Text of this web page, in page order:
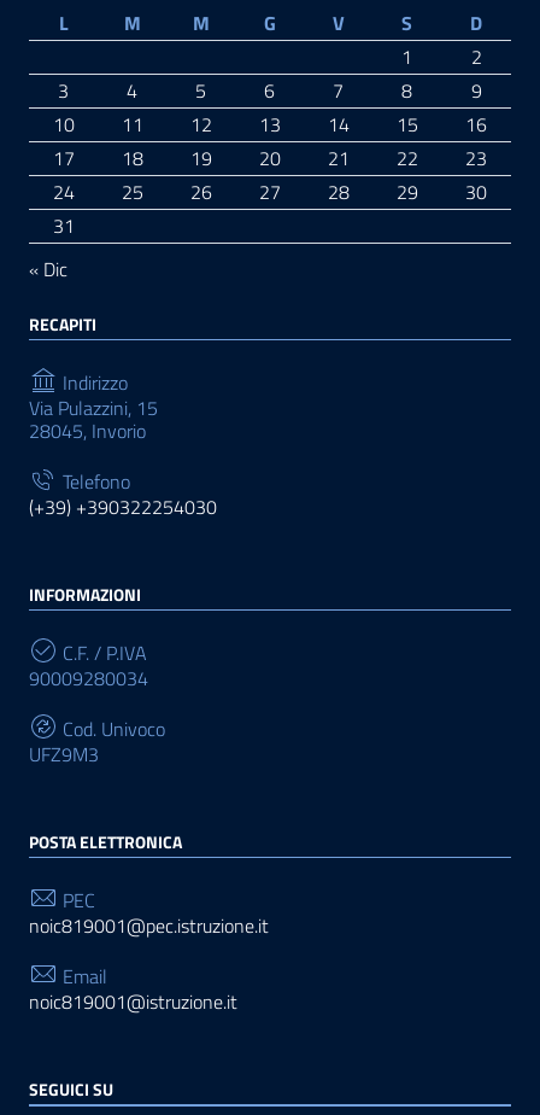
L M M G V S
D
1
2
3
4 5 6 7 8
9
10
11 12 13 14 15
16
17
18 19 20 21 22
23
24
25 26 27 28 29
30
31
« Dic
RECAPITI
Indirizzo
Via Pulazzini, 15
28045, Invorio
Telefono
(+39) +390322254030
INFORMAZIONI
C.F. / P.IVA
90009280034
Cod. Univoco
UFZ9M3
POSTA ELETTRONICA
PEC
noic819001@pec.istruzione.it
Email
noic819001@istruzione.it
SEGUICI SU